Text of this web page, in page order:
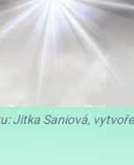
Jitka Saniová,